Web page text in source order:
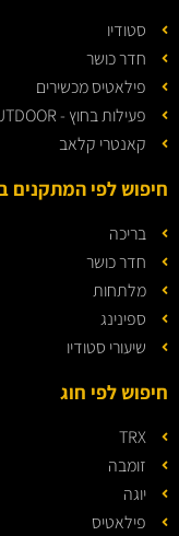
סטודיו
חדר כושר
פילאטיס מכשירים
פעילות בחוץ - OUTDOOR
קאנטרי קלאב
חיפוש לפי המתקנים
בריכה
חדר כושר
מלתחות
ספינינג
שיעורי סטודיו
חיפוש לפי חוג
TRX
זומבה
יוגה
פילאטיס